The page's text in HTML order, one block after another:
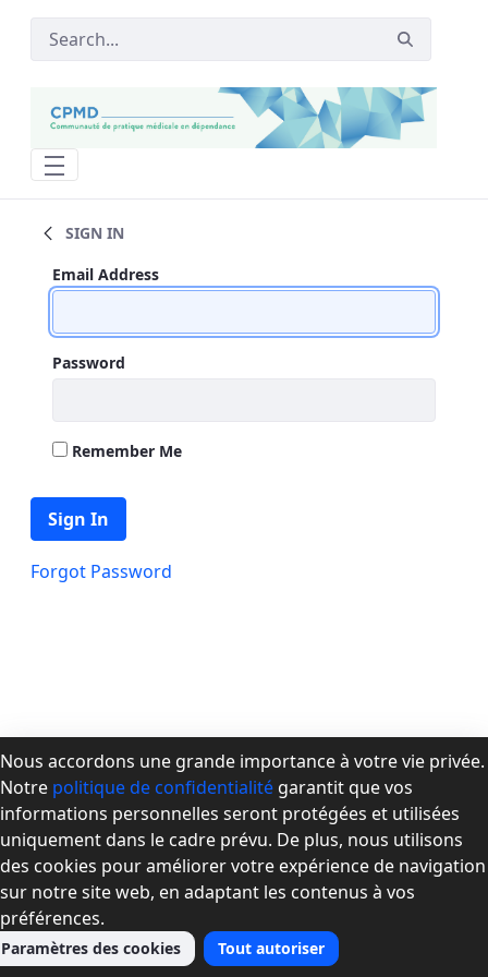
SIGN IN
Sign In
Sign In
Email Address
Password
Remember Me
Sign In
Forgot Password
À propos de la CPMD
Devenir membre
Se connecter
Nous joindre
Nous accordons une grande importance à votre vie privée.
Notre politique de confidentialité garantit que vos
informations personnelles seront protégées et utilisées
uniquement dans le cadre prévu. De plus, nous utilisons
des cookies pour améliorer votre expérience de navigation
sur notre site web, en adaptant les contenus à vos
préférences.
Paramètres des cookies Tout autoriser